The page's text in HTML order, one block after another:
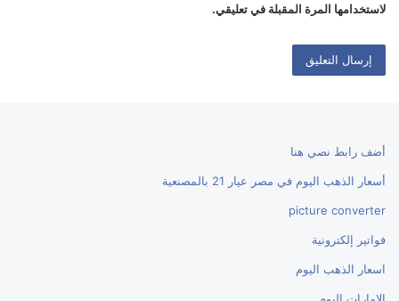
لاستخدامها المرة المقبلة في تعليقي.
أضف رابط نصي هنا
أسعار الذهب اليوم في مصر عيار 21 بالمصنعية
picture converter
فواتير إلكترونية
اسعار الذهب اليوم
الإمارات اليوم